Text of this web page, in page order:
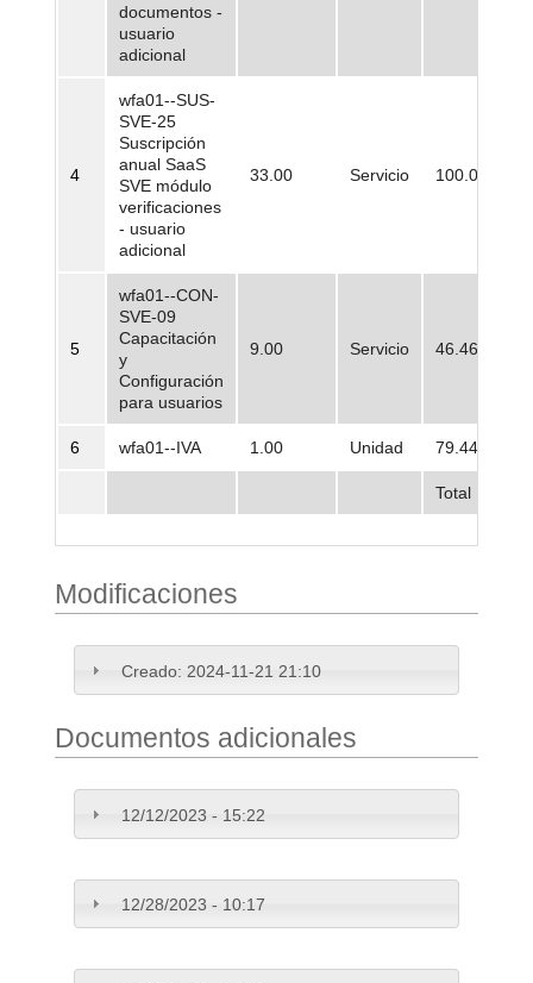
documentos -
usuario
adicional
4
wfa01--SUS-
SVE-25
Suscripción
anual SaaS
SVE módulo
verificaciones
- usuario
adicional
33.00 Servicio 100.000,00
5
wfa01--CON-
SVE-09
Capacitación
y
Configuración
para usuarios
9.00 Servicio 46.461,25
6 wfa01--IVA 1.00 Unidad 79.448,74
Total
Modificaciones
Creado: 2024-11-21 21:10
Documentos adicionales
12/12/2023 - 15:22
12/28/2023 - 10:17